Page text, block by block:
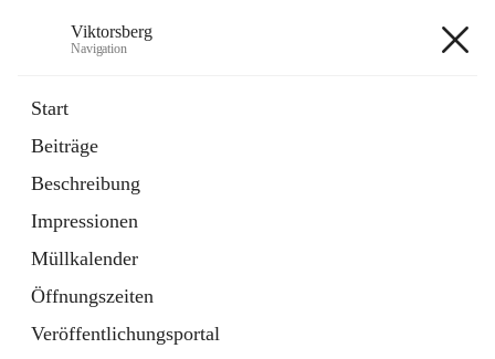
Viktorsberg
Navigation
Start
Beiträge
Beschreibung
Impressionen
Müllkalender
Öffnungszeiten
Veröffentlichungsportal
1 Schnellzugriff
Bürgerservice
10 Schnellzugriffe